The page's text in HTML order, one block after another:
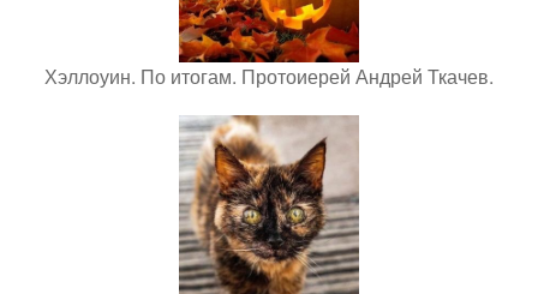
Хэллоуин. По итогам. Протоиерей Андрей Ткачев.